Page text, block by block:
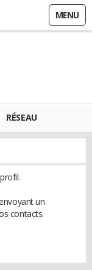
MENU
RÉSEAU
un
contacts.